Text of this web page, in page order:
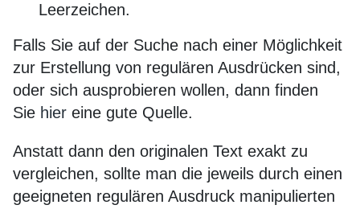
Leerzeichen.
Falls Sie auf der Suche nach einer Möglichkeit
zur Erstellung von regulären Ausdrücken sind,
oder sich ausprobieren wollen, dann finden
Sie hier eine gute Quelle.
Anstatt dann den originalen Text exakt zu
vergleichen, sollte man die jeweils durch einen
geeigneten regulären Ausdruck manipulierten